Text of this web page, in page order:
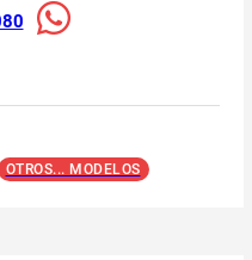
OTROS... MODELOS